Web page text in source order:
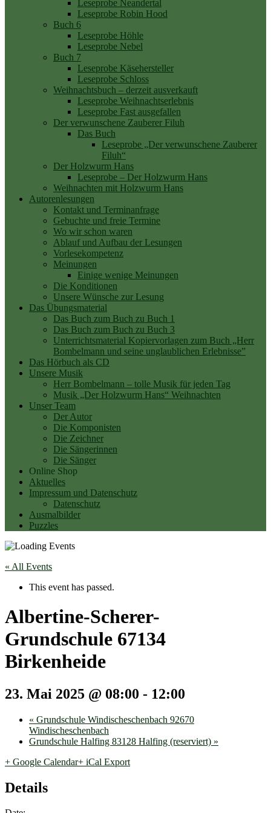
Leseprobe Neandertal
Leseprobe Robin Hood
Buch 6
Leseprobe Höhle
Leseprobe Nebel
Buch 7
Leseprobe Käsehersteller
Leseprobe Schloss
Weihnachtsbuch – derzeit ausverkauft
Leseprobe Weihnachtserlebnis
Leseprobe Fast ausgefallen
Der verwunschene Zauberer Filuh
Das Buch
Leseprobe „Der verwunschene Zauberer
Filuh“
Der Holzwurm Hans
Leseprobe – Der Holzwurm Hans
Weihnachten mit Holzwurm Hans
Autorenlesungen
Kontakt und Terminanfrage
Gebuchte und freie Termine
Wo wir schon waren
Ablauf und Aufbau der Lesungen
Vorlesekompetenz
Meinungen
Einige wenige Meinungen
Die Konditionen
Unsere Wünsche zur Lesung
Das Übungsmaterial
Das Buch zum Buch zu Buch 1
Das Buch zum Buch zu Buch 3
Unterrichtsmaterial Kopiervorlagen zum Buch „Herr
Bombelmann und seine unglaublichen Erlebnisse”
Das Hörbuch als CD
Unsere Musik
Herr Bombelmann – tolle Musik für jeden Tag
Musik „Der Holzwurm Hans“ Weihnachten
Unser Team
Der Autor
Die Komponisten
Die Zeichner
Die Sängerinnen
Die Sänger
Online Shop
Aktuelles
Impressum und Datenschutz
Datenschutz
Ausmalbilder
Puzzles
« All Events
This event has passed.
Albertine-Scherer-
Grundschule 67134
Birkenheide
23. Mai 2025 @ 08:00 - 12:00
« Grundschule Windischeschenbach 92670
Windischeschenbach
Grundschule Halfing 83128 Halfing (reserviert) »
+ Google Calendar+ iCal Export
Details